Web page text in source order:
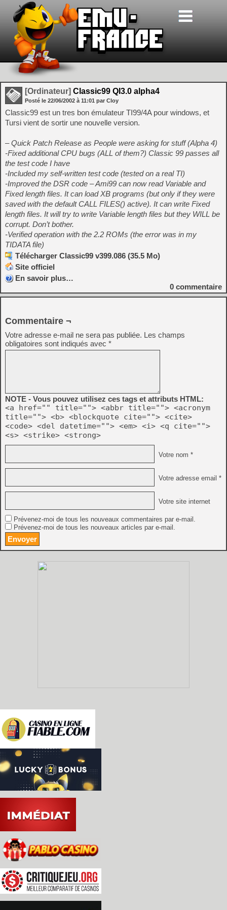
[Ordinateur] Classic99 QI3.0 alpha4
Posté le 22/06/2002 à 11:01 par Cloy
Classic99 est un tres bon émulateur TI99/4A pour windows, et
Tursi vient de sortir une nouvelle version.
– Quick Patch Release as People were asking for stuff (Alpha 4)
-Fixed additional CPU bugs (ALL of them?) Classic 99 passes all
the test code I have
-Included my self-written test code (tested on a real TI)
-Improved the DSR code – Ami99 can now read Variable and
Fixed length files. It can load XB programs (but only if they were
saved with the default CALL FILES() active). It can write Fixed
length files. It will try to write Variable length files but they WILL be
corrupt. Don’t bother.
-Verified operation with the 2.2 ROMs (the error was in my
TIDATA file)
Télécharger Classic99 v399.086 (35.5 Mo)
Site officiel
En savoir plus…
0 commentaire
Commentaire ¬
Votre adresse e-mail ne sera pas publiée. Les champs
obligatoires sont indiqués avec *
NOTE - Vous pouvez utilisez ces tags et attributs HTML:
<a href="" title=""> <abbr title=""> <acronym
title=""> <b> <blockquote cite=""> <cite>
<code> <del datetime=""> <em> <i> <q cite="">
<s> <strike> <strong>
Votre nom *
Votre adresse email *
Votre site internet
Prévenez-moi de tous les nouveaux commentaires par e-mail.
Prévenez-moi de tous les nouveaux articles par e-mail.